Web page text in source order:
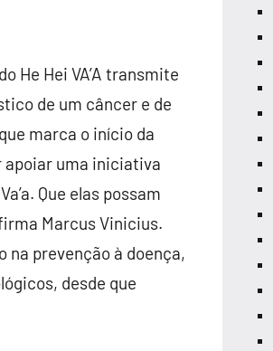
He Hei VA’A transmite
de um câncer e de
marca o início da
apoiar uma iniciativa
Que elas possam
Marcus Vinicius.
prevenção à doença,
desde que